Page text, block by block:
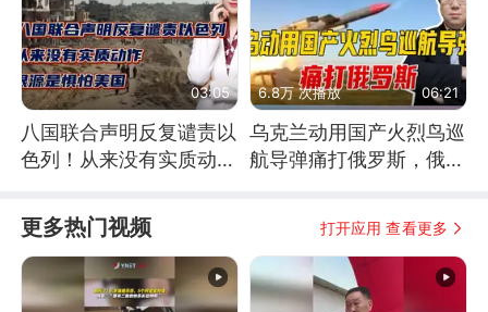
03:05
八国联合声明反复谴责以
色列！从来没有实质动
6.8万 次播放 06:21
乌克兰动用国产火烈鸟巡
航导弹痛打俄罗斯，俄军
更多热门视频 打开应用 查看更多